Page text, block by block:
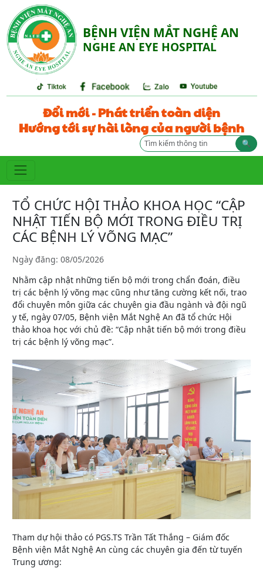
BỆNH VIỆN MẮT NGHỆ AN
NGHE AN EYE HOSPITAL
Đổi mới - Phát triển toàn diện
Hướng tới sự hài lòng của người bệnh
🔍
TỔ CHỨC HỘI THẢO KHOA HỌC “CẬP
NHẬT TIẾN BỘ MỚI TRONG ĐIỀU TRỊ
CÁC BỆNH LÝ VÕNG MẠC”
Ngày đăng: 08/05/2026
Nhằm cập nhật những tiến bộ mới trong chẩn đoán, điều
trị các bệnh lý võng mạc cũng như tăng cường kết nối, trao
đổi chuyên môn giữa các chuyên gia đầu ngành và đội ngũ
y tế, ngày 07/05, Bệnh viện Mắt Nghệ An đã tổ chức Hội
thảo khoa học với chủ đề: “Cập nhật tiến bộ mới trong điều
trị các bệnh lý võng mạc”.
Tham dự hội thảo có PGS.TS Trần Tất Thắng – Giám đốc
Bệnh viện Mắt Nghệ An cùng các chuyên gia đến từ tuyến
Trung ương: